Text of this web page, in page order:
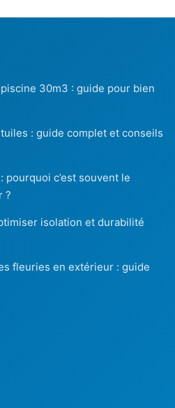
30m3 : guide pour bien
: guide complet et conseils
pourquoi c’est souvent le
?
isolation et durabilité
fleuries en extérieur : guide